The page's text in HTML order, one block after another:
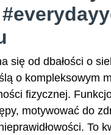
się od dbałości o
o kompleksowym
fizycznej.
motywować do
To